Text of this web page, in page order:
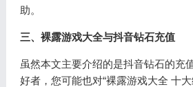
助。
三、裸露游戏大全与抖音钻石充值
虽然本文主要介绍的是抖音钻石的充
好者，您可能也对“裸露游戏大全 十